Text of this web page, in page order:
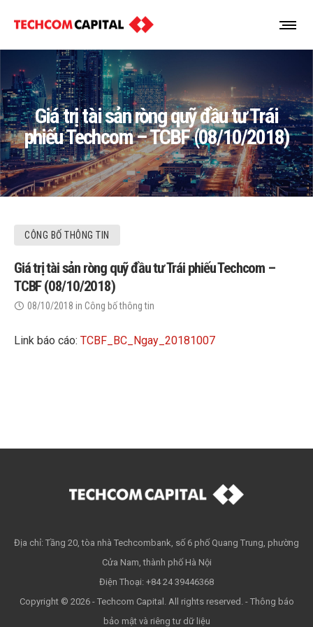
Giá trị tài sản ròng quỹ đầu tư Trái
phiếu Techcom – TCBF (08/10/2018)
CÔNG BỐ THÔNG TIN
Giá trị tài sản ròng quỹ đầu tư Trái phiếu Techcom –
TCBF (08/10/2018)
08/10/2018 in Công bố thông tin
Link báo cáo: TCBF_BC_Ngay_20181007
Địa chỉ: Tầng 20, tòa nhà Techcombank, số 6 phố Quang Trung, phường
Cửa Nam, thành phố Hà Nội
Điện Thoại: +84 24 39446368
Copyright © 2026 - Techcom Capital. All rights reserved. - Thông báo
bảo mật và riêng tư dữ liệu